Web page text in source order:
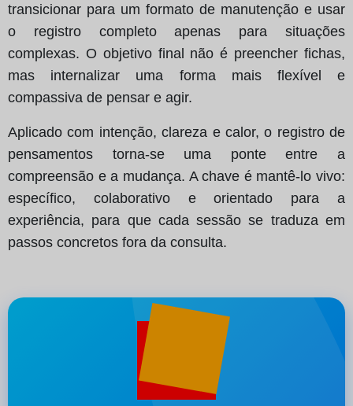
transicionar para um formato de manutenção e usar
o registro completo apenas para situações
complexas. O objetivo final não é preencher fichas,
mas internalizar uma forma mais flexível e
compassiva de pensar e agir.
Aplicado com intenção, clareza e calor, o registro de
pensamentos torna‑se uma ponte entre a
compreensão e a mudança. A chave é mantê‑lo vivo:
específico, colaborativo e orientado para a
experiência, para que cada sessão se traduza em
passos concretos fora da consulta.